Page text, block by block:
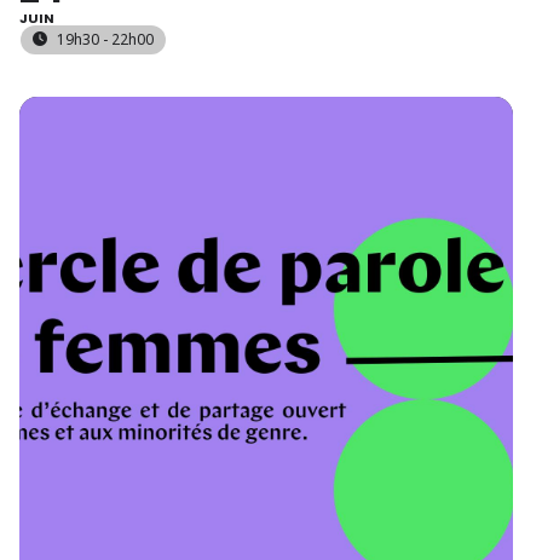
JUIN
19h30 - 22h00